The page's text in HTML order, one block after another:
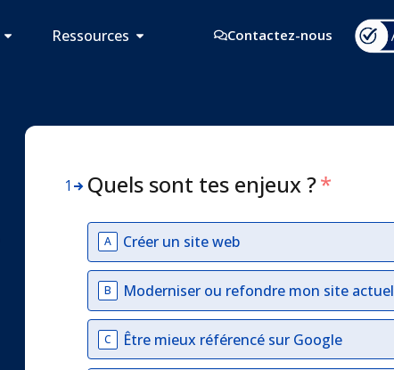
Ressources Contactez-nous
1 Quels sont tes enjeux ?*
A Créer un site web
B Moderniser ou refondre mon site actuel
C Être mieux référencé sur Google